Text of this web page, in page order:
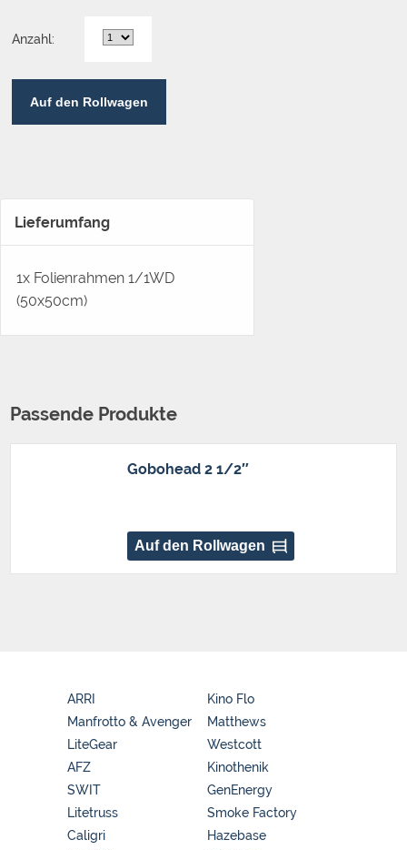
Anzahl:
Auf den Rollwagen
Lieferumfang
1x Folienrahmen 1/1WD
(50x50cm)
Passende Produkte
Gobohead 2 1/2″
Auf den Rollwagen
ARRI
Manfrotto & Avenger
LiteGear
AFZ
SWIT
Litetruss
Caligri
Kino Flo
Matthews
Westcott
Kinothenik
GenEnergy
Smoke Factory
Hazebase